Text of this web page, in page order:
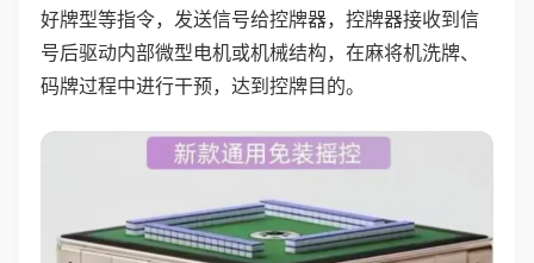
好牌型等指令，发送信号给控牌器，控牌器接收到信
号后驱动内部微型电机或机械结构，在麻将机洗牌、
码牌过程中进行干预，达到控牌目的。